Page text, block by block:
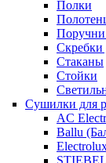
Полки
Скребки
Стаканы
Стойки
Сушилки для
AC
Ballu